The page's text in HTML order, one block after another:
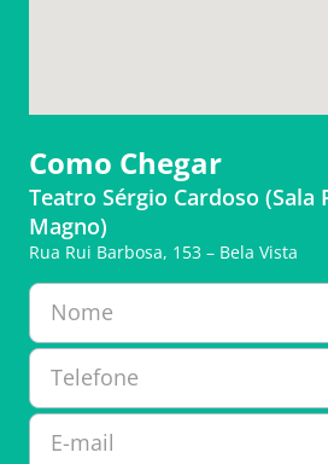
Como Chegar
Teatro Sérgio Cardoso (Sala
Magno)
Rua Rui Barbosa, 153 – Bela Vista
Nome
Telefone
E-mail